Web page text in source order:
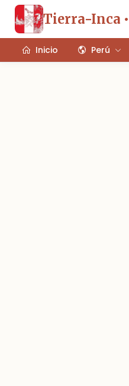
Tierra-Inca
Inicio Perú